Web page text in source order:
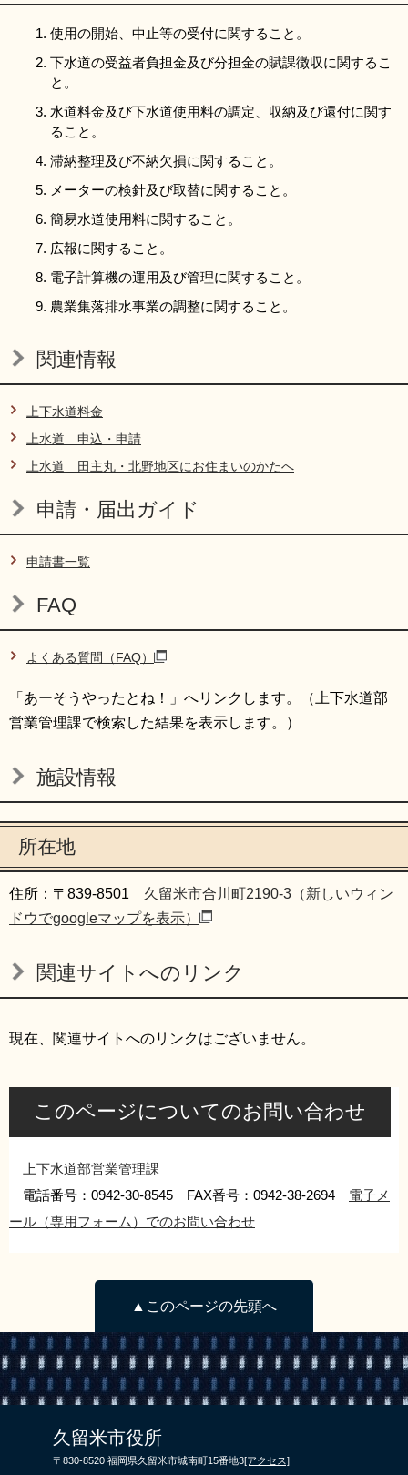
使用の開始、中止等の受付に関すること。
下水道の受益者負担金及び分担金の賦課徴収に関するこ
と。
水道料金及び下水道使用料の調定、収納及び還付に関す
ること。
滞納整理及び不納欠損に関すること。
メーターの検針及び取替に関すること。
簡易水道使用料に関すること。
広報に関すること。
電子計算機の運用及び管理に関すること。
農業集落排水事業の調整に関すること。
関連情報
上下水道料金
上水道 申込・申請
上水道 田主丸・北野地区にお住まいのかたへ
申請・届出ガイド
申請書一覧
FAQ
よくある質問（FAQ）
「あーそうやったとね！」へリンクします。（上下水道部
営業管理課で検索した結果を表示します。）
施設情報
所在地
住所：〒839-8501 久留米市合川町2190-3（新しいウィン
ドウでgoogleマップを表示）
関連サイトへのリンク
現在、関連サイトへのリンクはございません。
このページについてのお問い合わせ
上下水道部営業管理課
電話番号：0942-30-8545 FAX番号：0942-38-2694 電子メ
ール（専用フォーム）でのお問い合わせ
▲このページの先頭へ
久留米市役所
〒830-8520 福岡県久留米市城南町15番地3[アクセス]